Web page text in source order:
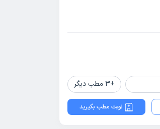
+
3 مطب دیگر
نوبت مطب بگیرید